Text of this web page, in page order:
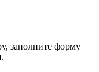
заполните форму